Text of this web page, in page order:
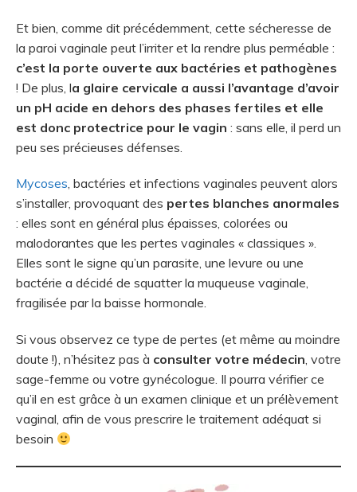
Et bien, comme dit précédemment, cette sécheresse de
la paroi vaginale peut l’irriter et la rendre plus perméable :
c’est la porte ouverte aux bactéries et pathogènes
! De plus, la glaire cervicale a aussi l’avantage d’avoir
un pH acide en dehors des phases fertiles et elle
est donc protectrice pour le vagin : sans elle, il perd un
peu ses précieuses défenses.
Mycoses, bactéries et infections vaginales peuvent alors
s’installer, provoquant des pertes blanches anormales
: elles sont en général plus épaisses, colorées ou
malodorantes que les pertes vaginales « classiques ».
Elles sont le signe qu’un parasite, une levure ou une
bactérie a décidé de squatter la muqueuse vaginale,
fragilisée par la baisse hormonale.
Si vous observez ce type de pertes (et même au moindre
doute !), n’hésitez pas à consulter votre médecin, votre
sage-femme ou votre gynécologue. Il pourra vérifier ce
qu’il en est grâce à un examen clinique et un prélèvement
vaginal, afin de vous prescrire le traitement adéquat si
besoin